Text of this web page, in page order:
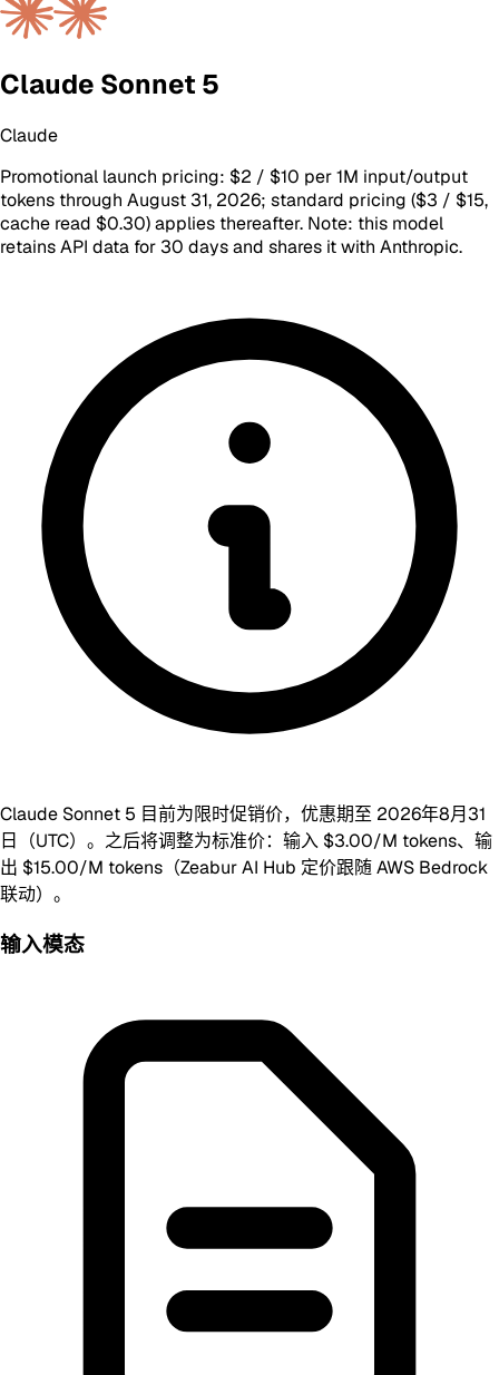
Claude Sonnet 5
Claude
Promotional launch pricing: $2 / $10 per 1M input/output
tokens through August 31, 2026; standard pricing ($3 / $15,
cache read $0.30) applies thereafter. Note: this model
retains API data for 30 days and shares it with Anthropic.
Claude Sonnet 5 目前为限时促销价，优惠期至 2026年8月31
日（UTC）。之后将调整为标准价：输入 $3.00/M tokens、输
出 $15.00/M tokens（Zeabur AI Hub 定价跟随 AWS Bedrock
联动）。
输入模态